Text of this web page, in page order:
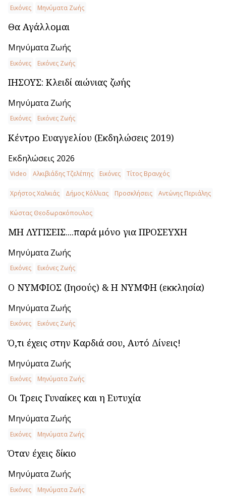
Εικόνες Μηνύματα Ζωής
Θα Αγάλλομαι
Μηνύματα Ζωής
Εικόνες Εικόνες Ζωής
ΙΗΣΟΥΣ: Κλειδί αιώνιας ζωής
Μηνύματα Ζωής
Εικόνες Εικόνες Ζωής
Κέντρο Ευαγγελίου (Εκδηλώσεις 2019)
Εκδηλώσεις 2026
Video Αλκιβιάδης Τζελέπης Εικόνες Τίτος Βρανχός
Χρήστος Χαλκιάς Δήμος Κόλλιας Προσκλήσεις Αντώνης Περιάλης
Κώστας Θεοδωρακόπουλος
ΜΗ ΛΥΓΙΣΕΙΣ....παρά μόνο για ΠΡΟΣΕΥΧΗ
Μηνύματα Ζωής
Εικόνες Εικόνες Ζωής
Ο ΝΥΜΦΙΟΣ (Ιησούς) & Η ΝΥΜΦΗ (εκκλησία)
Μηνύματα Ζωής
Εικόνες Εικόνες Ζωής
Ό,τι έχεις στην Καρδιά σου, Αυτό Δίνεις!
Μηνύματα Ζωής
Εικόνες Μηνύματα Ζωής
Οι Τρεις Γυναίκες και η Ευτυχία
Μηνύματα Ζωής
Εικόνες Μηνύματα Ζωής
Όταν έχεις δίκιο
Μηνύματα Ζωής
Εικόνες Μηνύματα Ζωής